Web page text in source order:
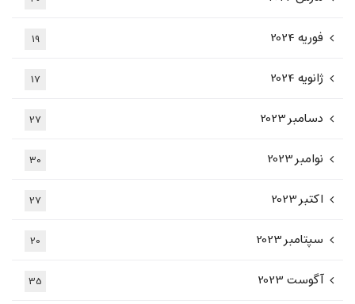
فوریه 2024 19
ژانویه 2024 17
دسامبر 2023 27
نوامبر 2023 30
اکتبر 2023 27
سپتامبر 2023 20
آگوست 2023 35